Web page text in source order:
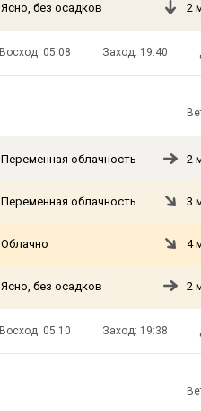
Ясно, без осадков 2
Восход: 05:08 Заход: 19:40
Переменная облачность 2
Переменная облачность 3
Облачно 4
Ясно, без осадков 2
Восход: 05:10 Заход: 19:38